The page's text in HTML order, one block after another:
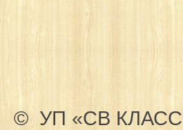
© УП «СВ КЛАСС»